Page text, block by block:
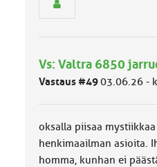
m
ä
k
k
a
Vs: Valtra 6850
Vastaus #4903.06.26 -
oksalla piisaa
henkimaailman asioita.
homma, kunhan ei